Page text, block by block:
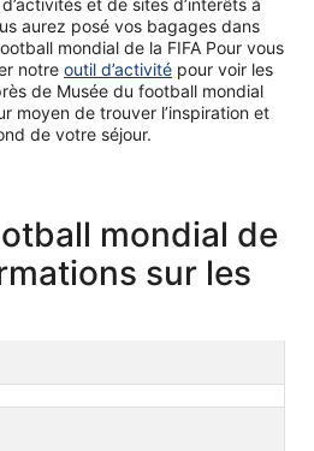
et de sites d’intérêts à
aurez posé vos bagages dans
mondial de la FIFA Pour vous
notre outil d’activité pour voir les
de Musée du football mondial
moyen de trouver l’inspiration et
de votre séjour.
mondial de
sur les